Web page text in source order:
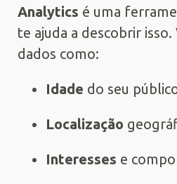
Analytics é uma
te ajuda a descobrir
dados como:
Idade do seu
Localização
Interesses e